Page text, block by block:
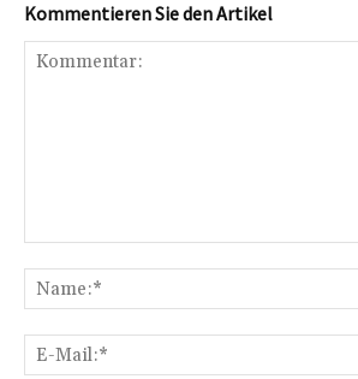
Kommentieren Sie den Artikel